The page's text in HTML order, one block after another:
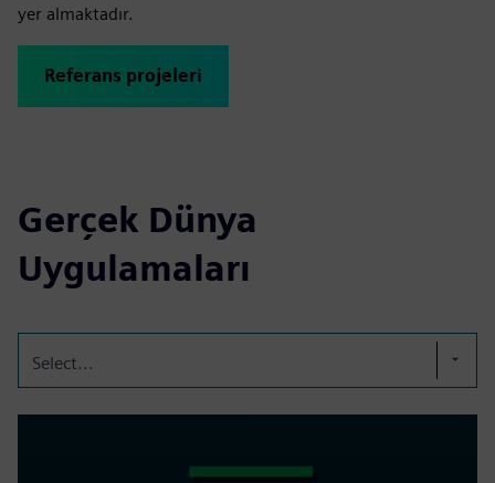
yer almaktadır.
Referans projeleri
Gerçek Dünya
Uygulamaları
Select...